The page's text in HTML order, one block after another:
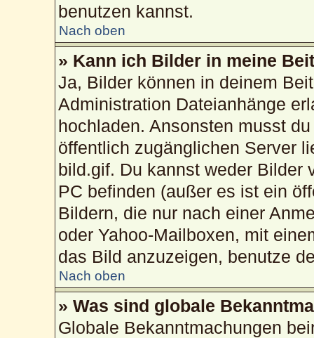
benutzen kannst.
Nach oben
» Kann ich Bilder in meine
Ja, Bilder können in deinem
Administration Dateianhänge
hochladen. Ansonsten musst
öffentlich zugänglichen Server
bild.gif. Du kannst weder Bilder
PC befinden (außer es ist ein
Bildern, die nur nach einer
oder Yahoo-Mailboxen, mit
das Bild anzuzeigen, benutze
Nach oben
» Was sind globale
Globale Bekanntmachungen